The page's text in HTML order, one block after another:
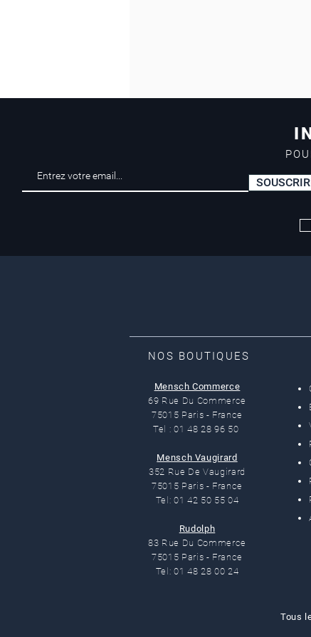
NOS BOUTIQUES
Mensch Commerce
69 Rue Du Commerce
75015 Paris - France
Tel : 01 48 28 96 50
Mensch Vaugirard
352 Rue De Vaugirard
75015 Paris - France
Tel: 01 42 50 55 04
Rudolph
83 Rue Du Commerce
75015 Paris - France
Tel: 01 48 28 00 24
Tous